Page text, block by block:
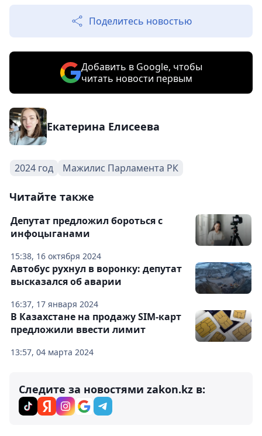
Поделитесь новостью
Добавить в Google, чтобы
читать новости первым
Екатерина Елисеева
2024 год Мажилис Парламента РК
Читайте также
15:38, 16 октября 2024
Депутат предложил бороться с
инфоцыганами
16:37, 17 января 2024
Автобус рухнул в воронку: депутат
высказался об аварии
13:57, 04 марта 2024
В Казахстане на продажу SIM-карт
предложили ввести лимит
Следите за новостями zakon.kz в: